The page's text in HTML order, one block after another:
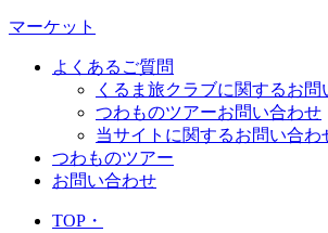
マーケット
よくあるご質問
くるま旅クラブに関するお問
つわものツアーお問い合わせ
当サイトに関するお問い合わ
つわものツアー
お問い合わせ
TOP・